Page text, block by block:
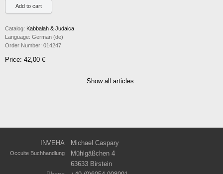
Catalog: Kabbalah & Judaica
Language: German (de)
Order Number: 014247
Price: 42,00 €
Show all articles
INVEHA Michael Caspary
Occulte Buchhandlung
Mühlgäßchen 4
63633 Birstein